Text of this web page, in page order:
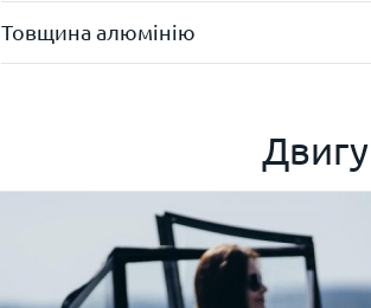
Товщина алюмінію